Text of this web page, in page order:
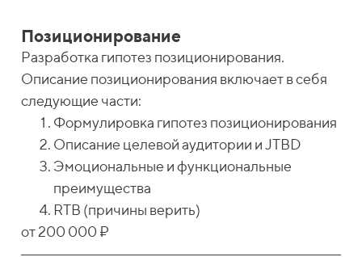
Позиционирование
Разработка гипотез позиционирования.
Описание позиционирования включает в себя
следующие части:
Формулировка гипотез позиционирования
Описание целевой аудитории и JTBD
Эмоциональные и функциональные
преимущества
RTB (причины верить)
от 200 000 ₽